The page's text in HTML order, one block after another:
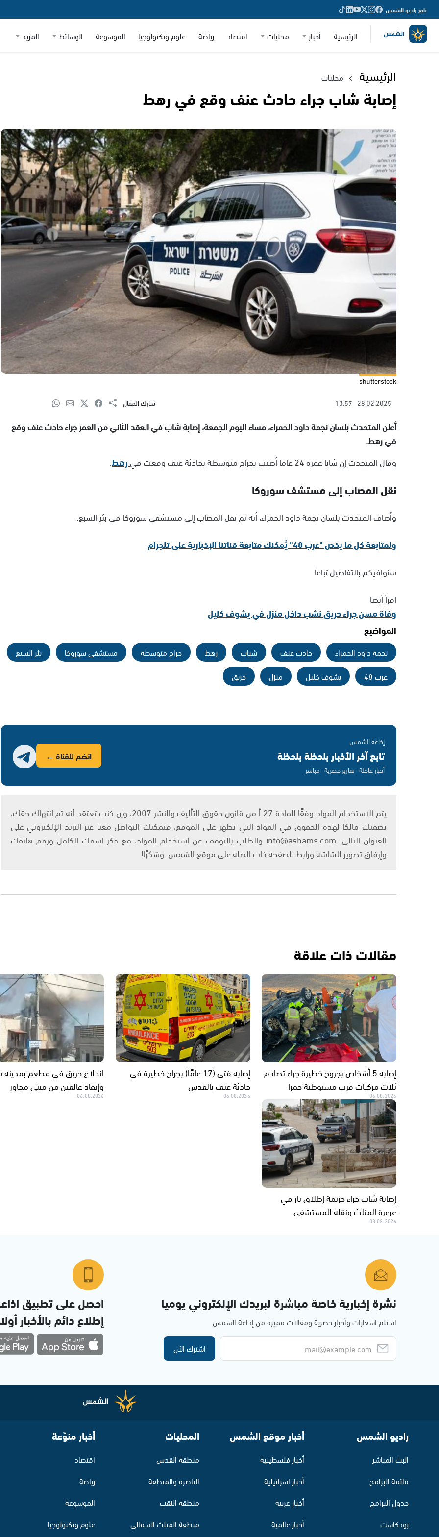
تابع راديو الشمس
الرئيسية أخبار محليات اقتصاد رياضة علوم وتكنولوجيا الموسوعة الوسائط المزيد
الرئيسية محليات
إصابة شاب جراء حادث عنف وقع في رهط
shutterstock
28.02.2025
13:57 شارك المقال
أعلن المتحدث بلسان نجمة داود الحمراء، مساء اليوم الجمعة، إصابة شاب في العقد الثاني من العمر جراء حادث عنف وقع
في رهط.
وقال المتحدث إن شابا عمره 24 عاما أصيب بجراح متوسطة بحادثة عنف وقعت في
رهط.
نقل المصاب إلى مستشف سوروكا
وأضاف المتحدث بلسان نجمة داود الحمراء، أنه تم نقل المصاب إلى مستشفى سوروكا في بئر السبع.
ولمتابعة كل ما يخص "عرب 48" يُمكنك متابعة قناتنا الإخبارية على تلجرام
سنوافيكم بالتفاصيل تباعاً
اقرأ أيضا
وفاة مسن جراء حريق نشب داخل منزل في يشوف كليل
المواضيع
نجمة داود الحمراء حادث عنف شباب رهط جراح متوسطة مستشفى سوروكا
بئر السبع
عرب 48
يشوف كليل منزل حريق
إذاعة الشمس
تابع آخر الأخبار بلحظة بلحظة
أخبار عاجلة · تقارير حصرية · مباشر
انضم للقناة ←
يتم الاستخدام المواد وفقًا للمادة 27 أ من قانون حقوق التأليف والنشر 2007، وإن كنت تعتقد أنه تم انتهاك حقك،
بصفتك مالكًا لهذه الحقوق في المواد التي تظهر على الموقع، فيمكنك التواصل معنا عبر البريد الإلكتروني على
العنوان التالي: info@ashams.com والطلب بالتوقف عن استخدام المواد، مع ذكر اسمك الكامل ورقم هاتفك
وإرفاق تصوير للشاشة ورابط للصفحة ذات الصلة على موقع الشمس. وشكرًا!
مقالات ذات علاقة
إصابة 5 أشخاص بجروح خطيرة جراء تصادم
ثلاث مركبات قرب مستوطنة حمرا
06.08.2026
إصابة فتى (17 عامًا) بجراح خطيرة في
حادثة عنف بالقدس
06.08.2026
اندلاع حريق في مطعم بمدينة
وإنقاذ عالقين من مبنى مجاور
06.08.2026
إصابة شاب جراء جريمة إطلاق نار في
عرعرة المثلث ونقله للمستشفى
03.08.2026
نشرة إخبارية خاصة مباشرة لبريدك الإلكتروني يوميا
استلم اشعارات وأخبار حصرية ومقالات مميزة من إذاعة الشمس
اشترك الآن
احصل على تطبيق
إطلاع دائم بالأخبار
راديو الشمس
البث المباشر
قائمة البرامج
جدول البرامج
بودكاست
أخبار موقع الشمس
أخبار فلسطينية
أخبار اسرائيلية
أخبار عربية
أخبار عالمية
المحليات
منطقة القدس
الناصرة والمنطقة
منطقة النقب
منطقة المثلث الشمالي
أخبار منوّعة
اقتصاد
رياضة
الموسوعة
علوم وتكنولوجيا